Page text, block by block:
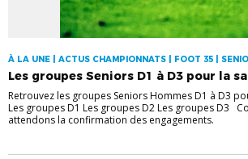
À LA UNE | ACTUS CHAMPIONNATS | FOOT 35 |
Les groupes Seniors D1 à D3 pour la
Retrouvez les groupes Seniors Hommes D1 à D3
Les groupes D1 Les groupes D2 Les groupes D3
attendons la confirmation des engagements.